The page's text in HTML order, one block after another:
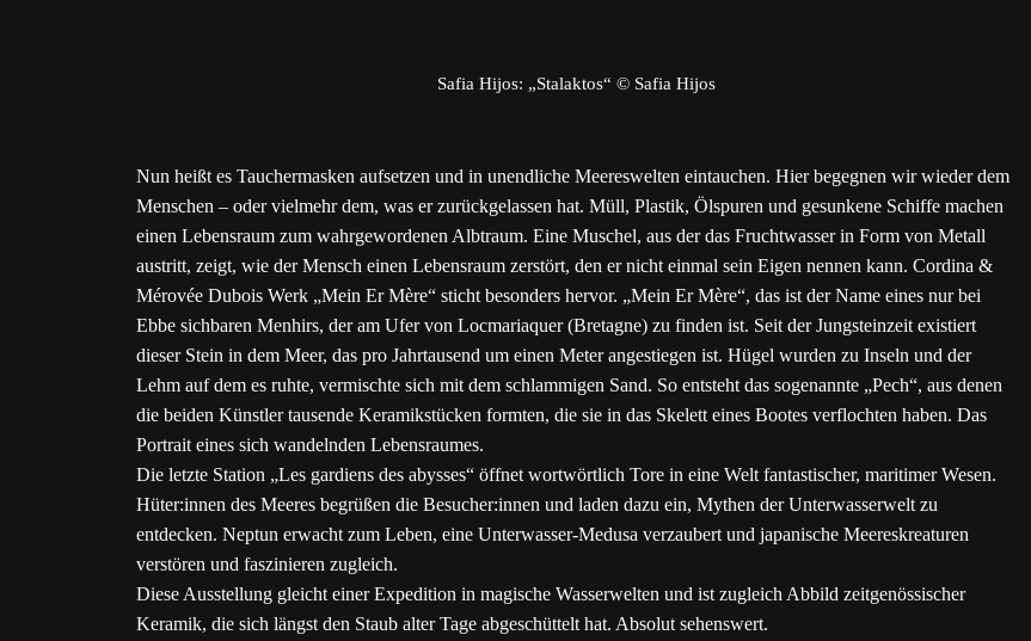
Safia Hijos: „Stalaktos“ © Safia Hijos
Nun heißt es Tauchermasken aufsetzen und in unendliche Meereswelten eintauchen. Hier begegnen wir wieder dem
Menschen – oder vielmehr dem, was er zurückgelassen hat. Müll, Plastik, Ölspuren und gesunkene Schiffe machen
einen Lebensraum zum wahrgewordenen Albtraum. Eine Muschel, aus der das Fruchtwasser in Form von Metall
austritt, zeigt, wie der Mensch einen Lebensraum zerstört, den er nicht einmal sein Eigen nennen kann. Cordina &
Mérovée Dubois Werk „Mein Er Mère“ sticht besonders hervor. „Mein Er Mère“, das ist der Name eines nur bei
Ebbe sichbaren Menhirs, der am Ufer von Locmariaquer (Bretagne) zu finden ist. Seit der Jungsteinzeit existiert
dieser Stein in dem Meer, das pro Jahrtausend um einen Meter angestiegen ist. Hügel wurden zu Inseln und der
Lehm auf dem es ruhte, vermischte sich mit dem schlammigen Sand. So entsteht das sogenannte „Pech“, aus denen
die beiden Künstler tausende Keramikstücken formten, die sie in das Skelett eines Bootes verflochten haben. Das
Portrait eines sich wandelnden Lebensraumes.
Die letzte Station „Les gardiens des abysses“ öffnet wortwörtlich Tore in eine Welt fantastischer, maritimer Wesen.
Hüter:innen des Meeres begrüßen die Besucher:innen und laden dazu ein, Mythen der Unterwasserwelt zu
entdecken. Neptun erwacht zum Leben, eine Unterwasser-Medusa verzaubert und japanische Meereskreaturen
verstören und faszinieren zugleich.
Diese Ausstellung gleicht einer Expedition in magische Wasserwelten und ist zugleich Abbild zeitgenössischer
Keramik, die sich längst den Staub alter Tage abgeschüttelt hat. Absolut sehenswert.